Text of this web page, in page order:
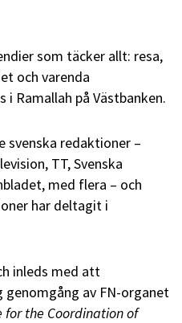
som täcker allt: resa,
och varenda
i Ramallah på Västbanken.
svenska redaktioner –
TT, Svenska
med flera – och
har deltagit i
inleds med att
av FN-organet
for the Coordination of